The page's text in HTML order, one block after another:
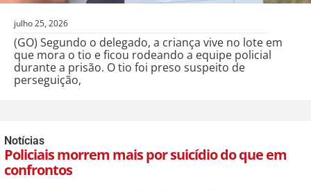
julho 25, 2026
(GO) Segundo o delegado, a criança vive no lote em
que mora o tio e ficou rodeando a equipe policial
durante a prisão. O tio foi preso suspeito de
perseguição,
Notícias
Policiais morrem mais por suicídio do que em
confrontos